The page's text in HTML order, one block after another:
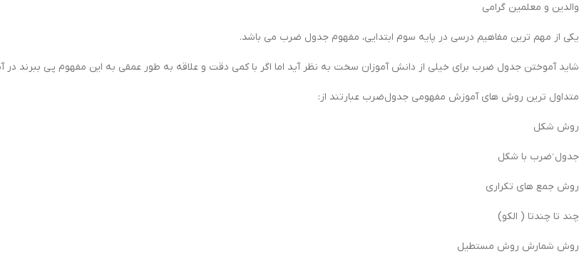
والدین و معلمین گرامی
یکی از مهم ترین مفاهیم درسی در پایه سوم ابتدایی، مفهوم جدول ضرب می باشد.
شاید آموختن جدول ضرب برای خیلی از دانش آموزان سخت به نظر آید اما اگر با کمی دقت و علاقه به طور عمقی به این مفهوم پی ببرند در
متداول ترین روش های آموزش مفهومی جدول‌ضرب عبارتند از:
روش شکل
جدول َضرب با شکل
روش جمع های تکراری
چند تا چندتا ( الكو)
روش شمارش روش مستطيل